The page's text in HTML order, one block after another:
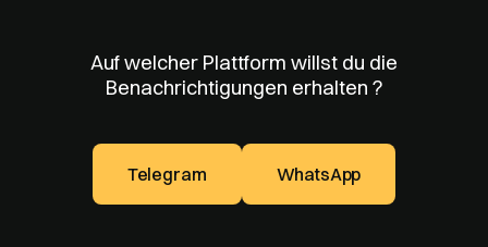
Auf welcher Plattform willst du die
Benachrichtigungen erhalten ?
Telegram WhatsApp